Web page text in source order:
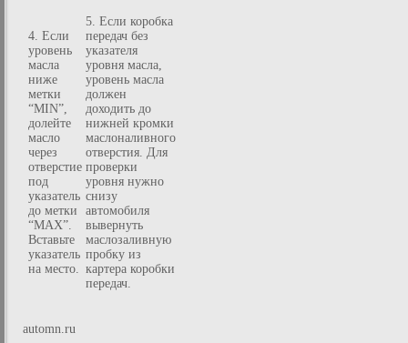
4. Если
уровень
масла
ниже
метки
“MIN”,
долейте
масло
через
отверстие
под
указатель
до метки
“MAX”.
Вставьте
указатель
на место.
5. Если коробка
передач без
указателя
уровня масла,
уровень масла
должен
доходить до
нижней кромки
маслоналивного
отверстия. Для
проверки
уровня нужно
снизу
автомобиля
вывернуть
маслозаливную
пробку из
картера коробки
передач.
automn.ru